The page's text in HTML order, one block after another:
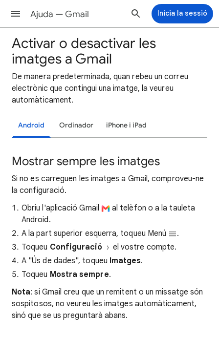
Ajuda — Gmail Inicia la sessió
Activar o desactivar les
imatges a Gmail
De manera predeterminada, quan rebeu un correu
electrònic que contingui una imatge, la veureu
automàticament.
Android Ordinador iPhone i iPad
Mostrar sempre les imatges
Si no es carreguen les imatges a Gmail, comproveu-ne
la configuració.
Obriu l'aplicació Gmail
al telèfon o a la tauleta
Android.
A la part superior esquerra, toqueu Menú
.
Toqueu Configuració
el vostre compte.
A "Ús de dades", toqueu Imatges.
Toqueu Mostra sempre.
Nota: si Gmail creu que un remitent o un missatge són
sospitosos, no veureu les imatges automàticament,
sinó que se us preguntarà abans.